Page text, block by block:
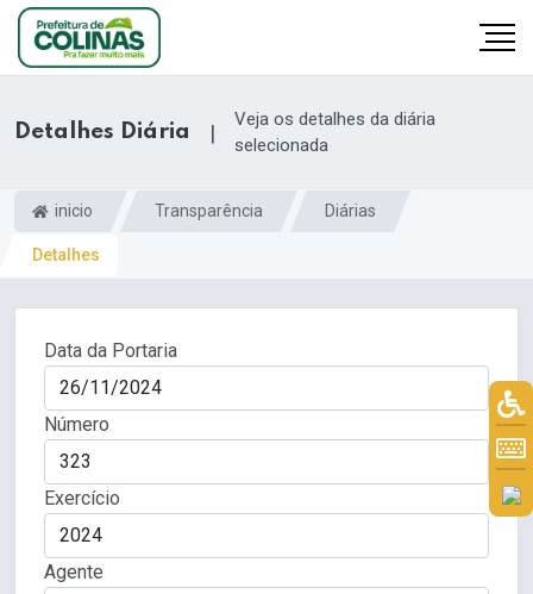
Detalhes Diária |
Veja os detalhes da diária
selecionada
inicio Transparência Diárias
Detalhes
Data da Portaria
Número
Exercício
Agente